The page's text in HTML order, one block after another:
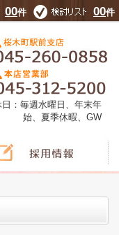
00件 00件
：毎週水曜日、年末年
始、夏季休暇、GW